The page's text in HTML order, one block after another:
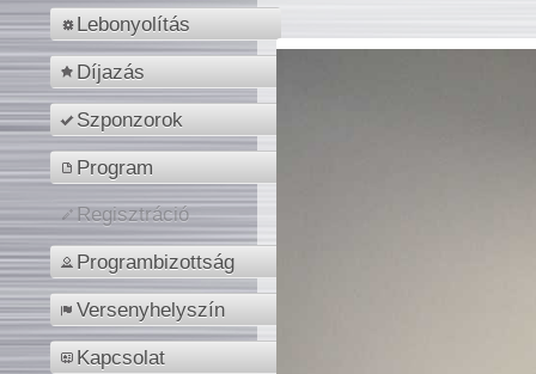
Lebonyolítás
Díjazás
Szponzorok
Program
Regisztráció
Programbizottság
Versenyhelyszín
Kapcsolat